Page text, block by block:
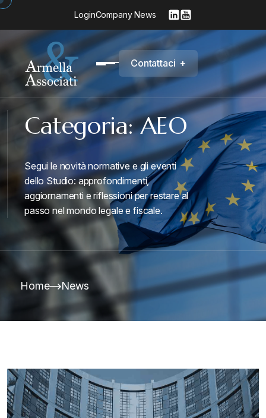
LoginCompany News
Contattaci +
Categoria:AEO
Segui le novità normative e gli eventi
dello Studio: approfondimenti,
aggiornamenti e riflessioni per restare al
passo nel mondo legale e fiscale.
Home News